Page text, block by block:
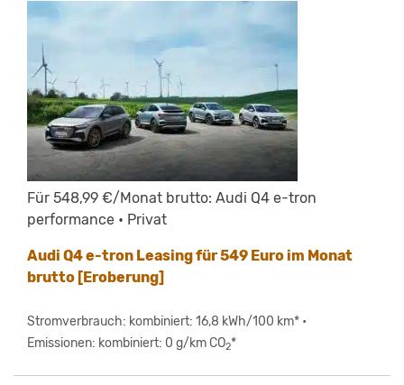
Für 548,99 €/Monat brutto: Audi Q4 e-tron
performance • Privat
Audi Q4 e-tron Leasing für 549 Euro im Monat
brutto [Eroberung]
Stromverbrauch: kombiniert: 16,8 kWh/100 km* •
Emissionen: kombiniert: 0 g/km CO2*